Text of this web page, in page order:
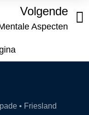
Volgende
Aspecten
• Friesland